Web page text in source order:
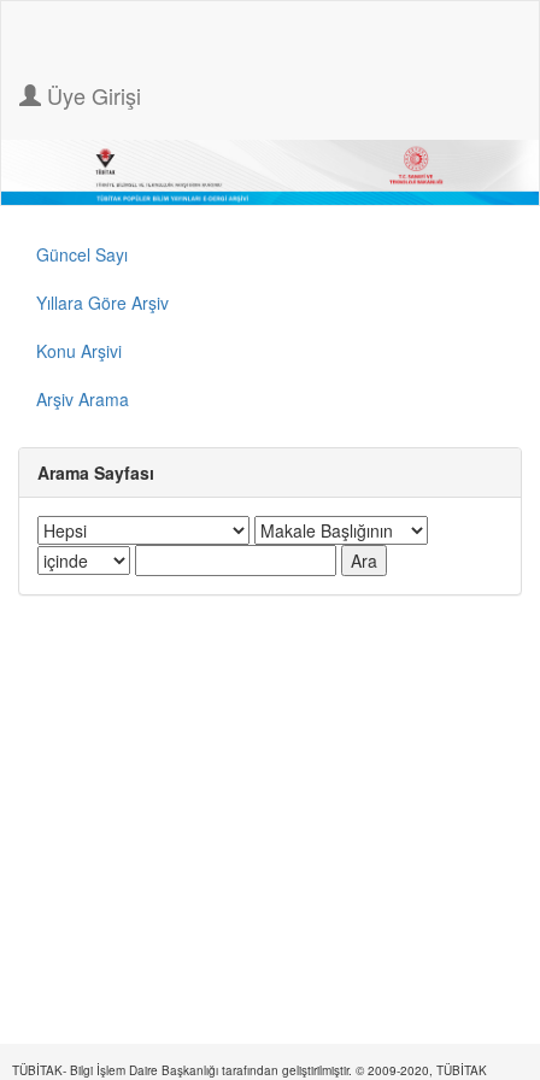
Üye Girişi
Güncel Sayı
Yıllara Göre Arşiv
Konu Arşivi
Arşiv Arama
Arama Sayfası
TÜBİTAK- Bilgi İşlem Daire Başkanlığı tarafından geliştirilmiştir. © 2009-2020, TÜBİTAK